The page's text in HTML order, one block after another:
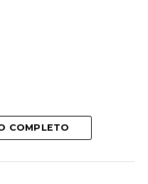
questa mattina dal
COMPLETO